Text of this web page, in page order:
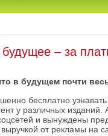
– за
в будущем почти
бесплатно
у различных
и вынуждены
от рекламы на